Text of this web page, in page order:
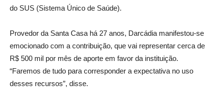
do SUS (Sistema Único de Saúde).
Provedor da Santa Casa há 27 anos, Darcádia manifestou-se
emocionado com a contribuição, que vai representar cerca de
R$ 500 mil por mês de aporte em favor da instituição.
“Faremos de tudo para corresponder a expectativa no uso
desses recursos”, disse.